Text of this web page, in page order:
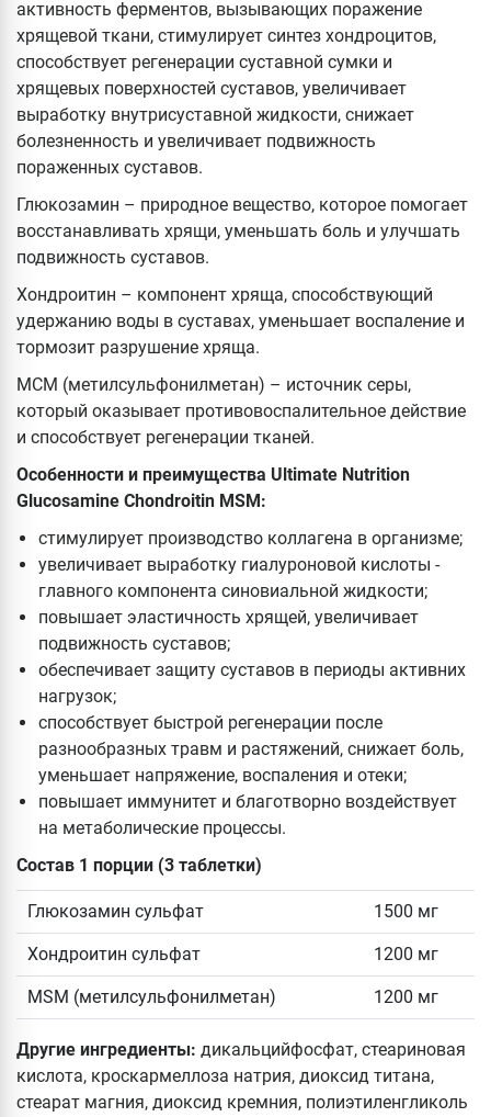
активность ферментов, вызывающих поражение
хрящевой ткани, стимулирует синтез хондроцитов,
способствует регенерации суставной сумки и
хрящевых поверхностей суставов, увеличивает
выработку внутрисуставной жидкости, снижает
болезненность и увеличивает подвижность
пораженных суставов.
Глюкозамин – природное вещество, которое помогает
восстанавливать хрящи, уменьшать боль и улучшать
подвижность суставов.
Хондроитин – компонент хряща, способствующий
удержанию воды в суставах, уменьшает воспаление и
тормозит разрушение хряща.
МСМ (метилсульфонилметан) – источник серы,
который оказывает противовоспалительное действие
и способствует регенерации тканей.
Особенности и преимущества Ultimate Nutrition
Glucosamine Chondroitin MSM:
стимулирует производство коллагена в организме;
увеличивает выработку гиалуроновой кислоты -
главного компонента синовиальной жидкости;
повышает эластичность хрящей, увеличивает
подвижность суставов;
обеспечивает защиту суставов в периоды активних
нагрузок;
способствует быстрой регенерации после
разнообразных травм и растяжений, снижает боль,
уменьшает напряжение, воспаления и отеки;
повышает иммунитет и благотворно воздействует
на метаболические процессы.
Состав 1 порции (3 таблетки)
Глюкозамин сульфат 1500 мг
Хондроитин сульфат 1200 мг
MSM (метилсульфонилметан) 1200 мг
Другие ингредиенты: дикальцийфосфат, стеариновая
кислота, кроскармеллоза натрия, диоксид титана,
стеарат магния, диоксид кремния, полиэтиленгликоль